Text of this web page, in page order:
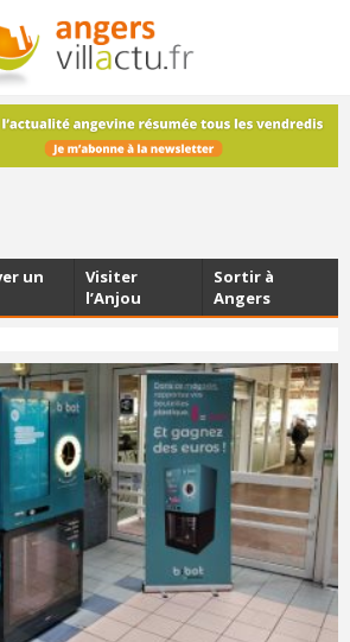
NEWSLETTER
d'Angers, chaque vendredi dans
votre boîte e-mail
un
Visiter
l’Anjou
Sortir à
Angers